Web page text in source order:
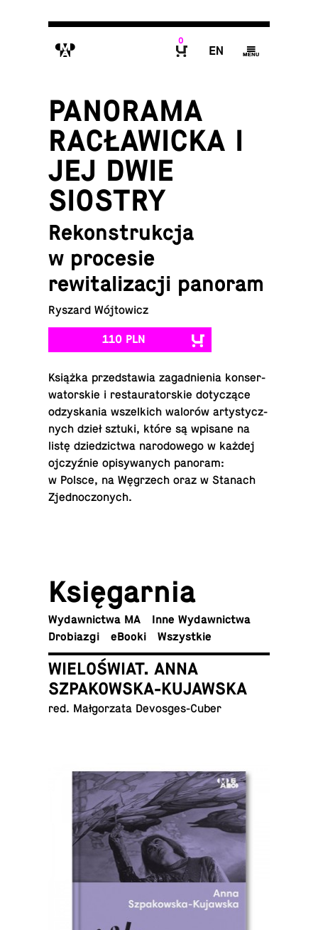
M
0
E g
PANORAMA
RACŁAWICKA I
JEJ DWIE
SIOSTRY
Rekonstrukcja
w procesie
rewitalizacji panoram
Ryszard Wójtowicz
110 PLN
Książka przed­sta­wia za­gad­nie­nia kon­ser­
wa­tor­skie i re­stau­ra­tor­skie do­ty­czą­ce
od­zy­ska­nia wszel­kich walorów ar­ty­stycz­
nych dzieł sztuki, które są wpisane na
listę dzie­dzic­twa na­ro­do­we­go w każdej
oj­czyź­nie opi­sy­wa­nych panoram:
w Polsce, na Wę­grzech oraz w Stanach
Zjednoczonych.
Księ­gar­nia
Wy­daw­nic­twa MA
Inne Wydawnictwa
Dro­bia­zgi
eBooki Wszyst­kie
WIELOŚWIAT. ANNA
SZPAKOWSKA-KUJAWSKA
red. Mał­go­rza­ta Devosges-Cuber